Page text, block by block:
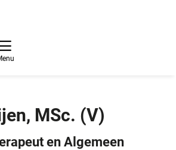
MSc. (V)
en Algemeen